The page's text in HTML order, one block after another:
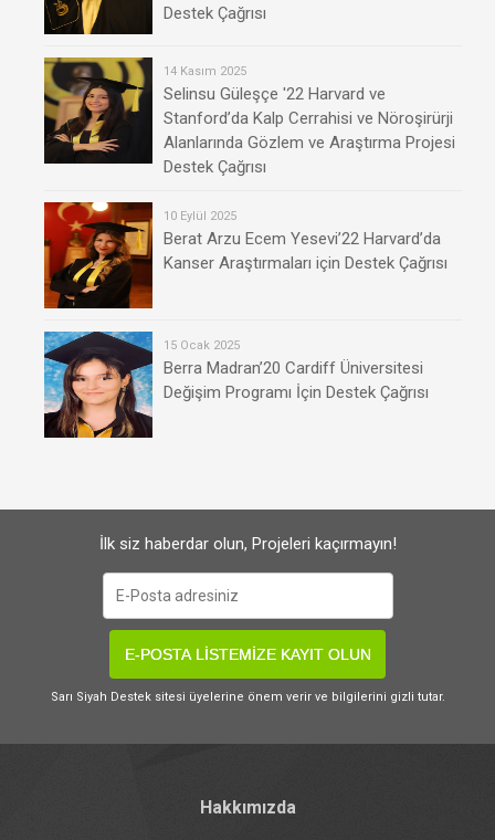
Destek Çağrısı
14 Kasım 2025
Selinsu Güleşçe '22 Harvard ve
Stanford’da Kalp Cerrahisi ve Nöroşirürji
Alanlarında Gözlem ve Araştırma Projesi
Destek Çağrısı
10 Eylül 2025
Berat Arzu Ecem Yesevi’22 Harvard’da
Kanser Araştırmaları için Destek Çağrısı
15 Ocak 2025
Berra Madran’20 Cardiff Üniversitesi
Değişim Programı İçin Destek Çağrısı
İlk siz haberdar olun, Projeleri kaçırmayın!
E-POSTA LİSTEMİZE KAYIT OLUN
Sarı Siyah Destek sitesi üyelerine önem verir ve bilgilerini gizli tutar.
Hakkımızda